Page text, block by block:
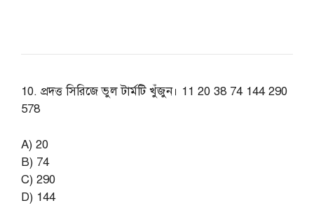
10. প্রদত্ত সিরিজে ভুল টার্মটি খুঁজুন। 11 20 38 74 144 290
578
A) 20
B) 74
C) 290
D) 144